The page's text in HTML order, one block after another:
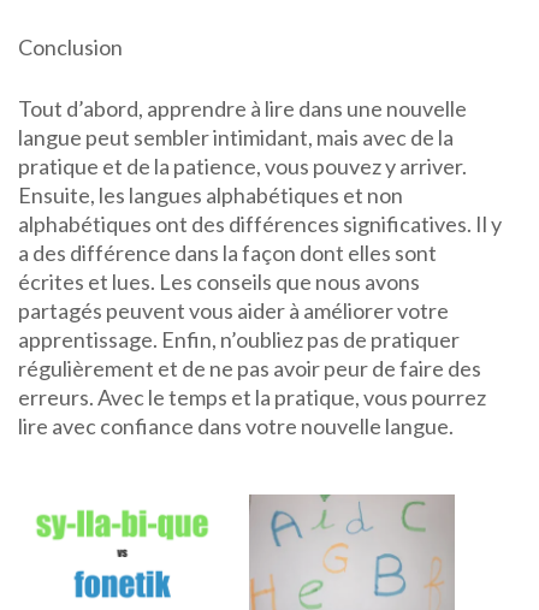
Conclusion
Tout d’abord, apprendre à lire dans une nouvelle
langue peut sembler intimidant, mais avec de la
pratique et de la patience, vous pouvez y arriver.
Ensuite, les langues alphabétiques et non
alphabétiques ont des différences significatives. Il y
a des différence dans la façon dont elles sont
écrites et lues. Les conseils que nous avons
partagés peuvent vous aider à améliorer votre
apprentissage. Enfin, n’oubliez pas de pratiquer
régulièrement et de ne pas avoir peur de faire des
erreurs. Avec le temps et la pratique, vous pourrez
lire avec confiance dans votre nouvelle langue.